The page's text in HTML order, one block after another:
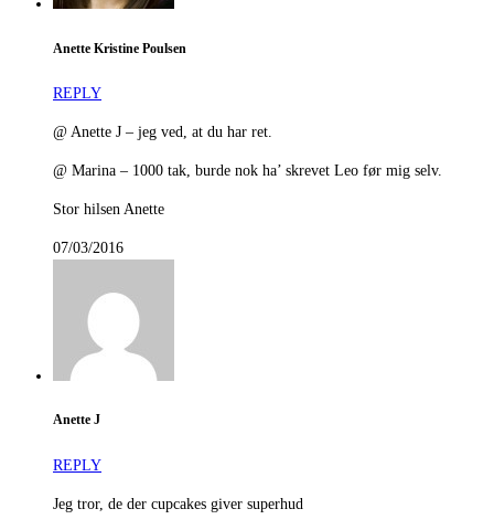
Anette Kristine Poulsen
REPLY
@ Anette J – jeg ved, at du har ret.
@ Marina – 1000 tak, burde nok ha’ skrevet Leo før mig selv.
Stor hilsen Anette
07/03/2016
Anette J
REPLY
Jeg tror, de der cupcakes giver superhud